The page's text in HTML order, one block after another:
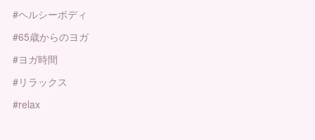
#ヘルシーボディ
#65歳からのヨガ
#ヨガ時間
#リラックス
#relax